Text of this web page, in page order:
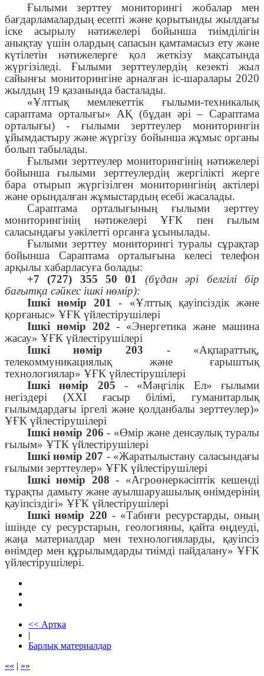
Ғылыми зерттеу мониторингі жобалар мен
бағдарламалардың есепті және қорытынды жылдағы
іске асырылу нәтижелері бойынша тиімділігін
анықтау үшін олардың сапасын қамтамасыз ету және
күтілетін нәтижелерге қол жеткізу мақсатында
жүргізіледі. Ғылыми зерттеулердіңкезекті жыл
сайынғы мониторингіне арналған іс-шаралары2020
жылдың 19 қазанында басталады.
«Ұлттық мемлекеттік ғылыми-техникалық
сараптама орталығы» АҚ (бұдан әрі – Сараптама
орталығы) - ғылыми зерттеулер мониторингін
ұйымдастыру және жүргізу бойынша жұмыс органы
болып табылады.
Ғылыми зерттеулер мониторингінің нәтижелері
бойынша ғылыми зерттеулердің жергілікті жерге
бара отырып жүргізілген мониторингінің актілері
және орындалған жұмыстардың есебі жасалады.
Сараптама орталығының ғылыми зерттеу
мониторингінің нәтижелері ҰҒК пен ғылым
саласындағы уәкілетті органға ұсынылады.
Ғылыми зерттеу мониторингі туралы сұрақтар
бойынша Сараптама орталығына келесі телефон
арқылы хабарласуға болады:
+7 (727) 355 50 01
(бұдан әрі белгілі бір
бағытқа сәйкес ішкі нөмір):
Ішкі нөмір 201
- «Ұлттық қауіпсіздік және
қорғаныс» ҰҒК үйлестірушілері
Ішкі нөмір 202 - «Энергетика және машина
жасау» ҰҒК үйлестірушілері
Ішкі нөмір 203 - «Ақпараттық,
телекоммуникациялық және ғарыштық
технологиялар» ҰҒК үйлестірушілері
Ішкі нөмір 205 - «Мәңгілік Ел» ғылыми
негіздері (ХХІ ғасыр білімі, гуманитарлық
ғылымдардағы іргелі және қолданбалы зерттеулер)»
ҰҒК үйлестірушілері
Ішкі нөмір 206 - «Өмір және денсаулық туралы
ғылым» ҰТК үйлестірушілері
Ішкі нөмір 207 - «Жаратылыстану саласындағы
ғылыми зерттеулер» ҰҒК үйлестірушілері
Ішкі нөмір 208 - «Агроөнеркәсіптік кешенді
тұрақты дамыту және ауылшаруашылық өнімдерінің
қауіпсіздігі» ҰҒК үйлестірушілері
Ішкі нөмір 220 - «Табиғи ресурстарды, оның
ішінде су ресурстарын, геологияны, қайта өңдеуді,
жаңа материалдар мен технологияларды, қауіпсіз
өнімдер мен құрылымдарды тиімді пайдалану» ҰҒК
үйлестірушілері.
<< Артқа
|
Барлық материалдар
«« | »»